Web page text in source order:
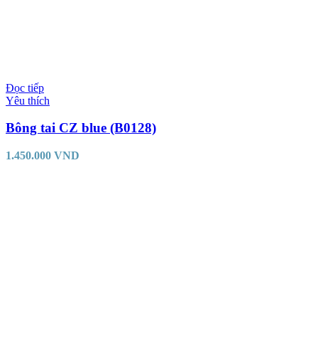
Đọc tiếp
Yêu thích
Bông tai CZ blue (B0128)
1.450.000 VND